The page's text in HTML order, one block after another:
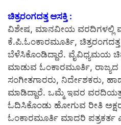
ಚಿತ್ರರಂಗದತ್ತ ಆಸಕ್ತಿ :
ವಿಶೇಷ, ಮಾನವೀಯ ವರದಿಗಳಲ್ಲಿ
ಕೆ.ಪಿ.ಓಂಕಾರಮೂರ್ತಿ,
ಬೆಳೆಸಿಕೊಂಡಿದ್ದಾರೆ. ವೈವಿಧ್ಯಮಯ
ಮಾಡುವ ಓಂಕಾರಮೂರ್ತಿ,
ಸಂಗೀತಗಾರರು, ನಿರ್ದೇಶಕರು,
ಮಾಡಿದ್ದಾರೆ. ಒಮ್ಮೆ ಇವರ
ಓದಿಸಿಕೊಂಡು ಹೋಗುವ ರೀತಿ
ಓಂಕಾರಮೂರ್ತಿ ಮಾದರಿ ಪತ್ರಕರ್ತ